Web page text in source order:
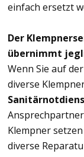
einfach ersetzt
Der
übernimmt
Wenn Sie auf
diverse
Klempner
diverse